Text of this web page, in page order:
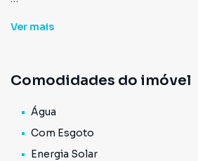
Ver mais
Comodidades do imóvel
Água
Com Esgoto
Energia Solar